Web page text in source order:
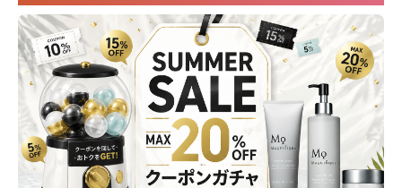
色：130g+299mL+150mL
商品のリピート意向 :ぜひリピートしたい
使った満足度:★★★★★ 何で商品を知りましたか :その他
Sho
年齢層: 35～44歳 肌質:乾燥肌
使用目的:美白・トーンアップ
購買頻度:4～6ヶ月に一度